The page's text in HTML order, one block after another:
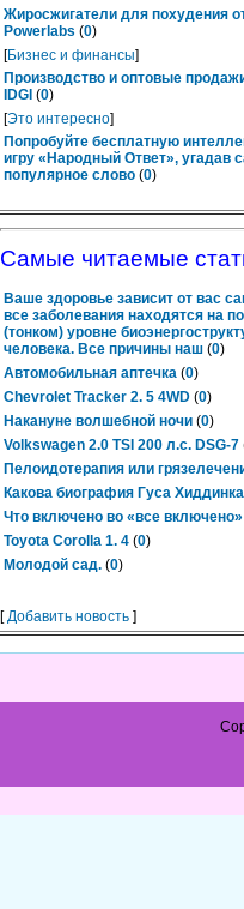
Жиросжигатели для похудения
Powerlabs (0)
[Бизнес и финансы]
Производство и оптовые
IDGI (0)
[Это интересно]
Попробуйте бесплатную
игру «Народный Ответ», угадав
популярное слово (0)
Самые читаемые
Ваше здоровье зависит от вас
все заболевания находятся на
(тонком) уровне
человека. Все причины наш (0)
Автомобильная аптечка (0)
Chevrolet Tracker 2. 5 4WD (0)
Накануне волшебной ночи (0)
Volkswagen 2.0 TSI 200 л.с. DSG-7
Пелоидотерапия или
Какова биография Гуса
Что включено во «все включено»
Toyota Corolla 1. 4 (0)
Молодой сад. (0)
[Добавить новость ]